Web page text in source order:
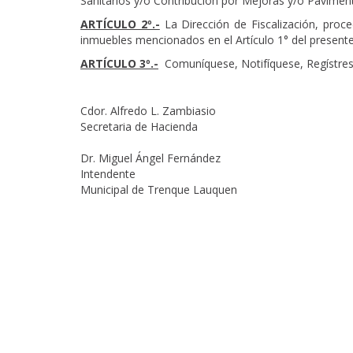
ARTÍCULO 2º.- La Dirección de Fiscalización,
inmuebles mencionados en el Artículo 1° del
ARTÍCULO 3º.- Comuníquese, Notifíquese,
Cdor. Alfredo L. Zambiasio
Secretaria de Hacienda
Dr. Miguel Ángel Fernández
Intendente
Municipal de Trenque Lauquen